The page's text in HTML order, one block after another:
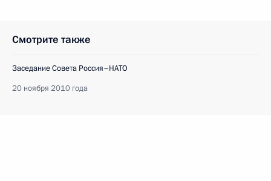
Смотрите также
Заседание Совета Россия–НАТО
20 ноября 2010 года